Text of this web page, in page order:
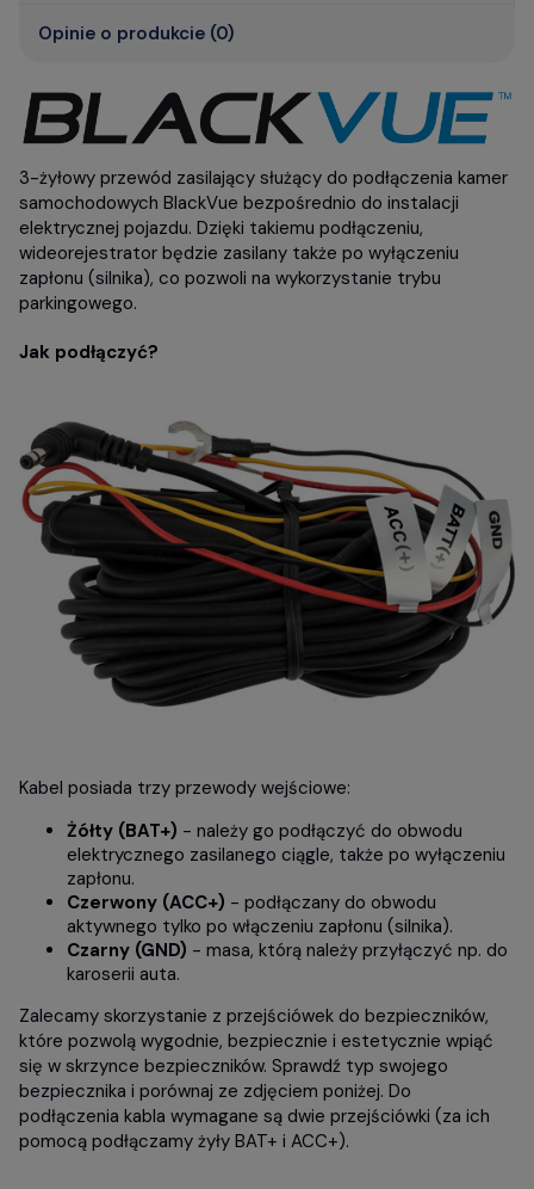
Opinie o produkcie (0)
3-żyłowy przewód zasilający służący do podłączenia kamer
samochodowych BlackVue bezpośrednio do instalacji
elektrycznej pojazdu. Dzięki takiemu podłączeniu,
wideorejestrator będzie zasilany także po wyłączeniu
zapłonu (silnika), co pozwoli na wykorzystanie trybu
parkingowego.
Jak podłączyć?
Kabel posiada trzy przewody wejściowe:
Żółty (BAT+) - należy go podłączyć do obwodu
elektrycznego zasilanego ciągle, także po wyłączeniu
zapłonu.
Czerwony (ACC+) - podłączany do obwodu
aktywnego tylko po włączeniu zapłonu (silnika).
Czarny (GND) - masa, którą należy przyłączyć np. do
karoserii auta.
Zalecamy skorzystanie z przejściówek do bezpieczników,
które pozwolą wygodnie, bezpiecznie i estetycznie wpiąć
się w skrzynce bezpieczników. Sprawdź typ swojego
bezpiecznika i porównaj ze zdjęciem poniżej. Do
podłączenia kabla wymagane są dwie przejściówki (za ich
pomocą podłączamy żyły BAT+ i ACC+).